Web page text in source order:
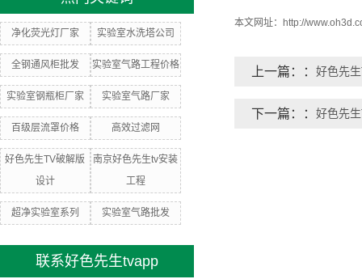
净化荧光灯厂家 实验室水洗塔公司
全钢通风柜批发 实验室气路工程价格
实验室钢瓶柜厂家 实验室气路厂家
百级层流罩价格 高效过滤网
好色先生TV破解版
设计
南京好色先生tv安装
工程
超净实验室系列 实验室气路批发
联系好色先生tvapp
本文网址： http://
上一篇： 好色先
下一篇： 好色先